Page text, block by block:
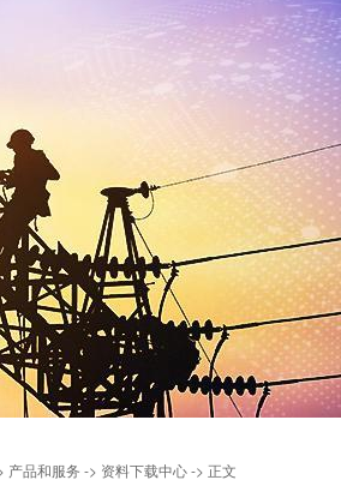
产品和服务 -> 资料下载中心-> 正文